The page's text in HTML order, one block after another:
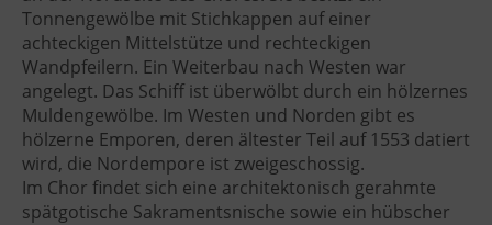
Tonnengewölbe mit Stichkappen auf einer
achteckigen Mittelstütze und rechteckigen
Wandpfeilern. Ein Weiterbau nach Westen war
angelegt. Das Schiff ist überwölbt durch ein hölzernes
Muldengewölbe. Im Westen und Norden gibt es
hölzerne Emporen, deren ältester Teil auf 1553 datiert
wird, die Nordempore ist zweigeschossig.
Im Chor findet sich eine architektonisch gerahmte
spätgotische Sakramentsnische sowie ein hübscher